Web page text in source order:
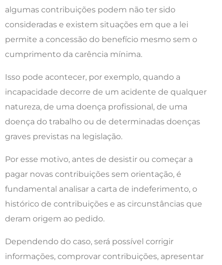
algumas contribuições podem não ter sido
consideradas e existem situações em que a lei
permite a concessão do benefício mesmo sem o
cumprimento da carência mínima.
Isso pode acontecer, por exemplo, quando a
incapacidade decorre de um acidente de qualquer
natureza, de uma doença profissional, de uma
doença do trabalho ou de determinadas doenças
graves previstas na legislação.
Por esse motivo, antes de desistir ou começar a
pagar novas contribuições sem orientação, é
fundamental analisar a carta de indeferimento, o
histórico de contribuições e as circunstâncias que
deram origem ao pedido.
Dependendo do caso, será possível corrigir
informações, comprovar contribuições, apresentar